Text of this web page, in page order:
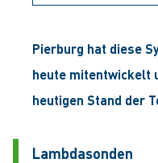
Pierburg hat diese
heute mitentwickelt
heutigen Stand der
Lambdasonden